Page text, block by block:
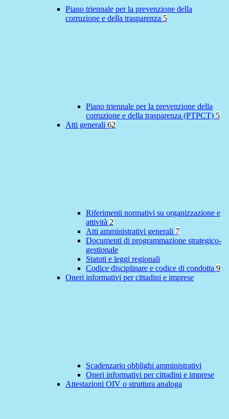
Piano triennale per la prevenzione della
corruzione e della trasparenza 5
Piano triennale per la prevenzione della
corruzione e della trasparenza (PTPCT) 5
Atti generali 62
Riferimenti normativi su organizzazione e
attività 2
Atti amministrativi generali 7
Documenti di programmazione strategico-
gestionale
Statuti e leggi regionali
Codice disciplinare e codice di condotta 9
Oneri informativi per cittadini e imprese
Scadenzario obblighi amministrativi
Oneri informativi per cittadini e imprese
Attestazioni OIV o struttura analoga